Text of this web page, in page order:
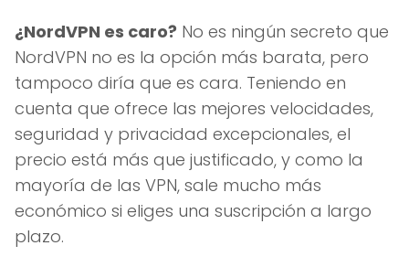
¿NordVPN es caro? No es ningún secreto que
NordVPN no es la opción más barata, pero
tampoco diría que es cara. Teniendo en
cuenta que ofrece las mejores velocidades,
seguridad y privacidad excepcionales, el
precio está más que justificado, y como la
mayoría de las VPN, sale mucho más
económico si eliges una suscripción a largo
plazo.